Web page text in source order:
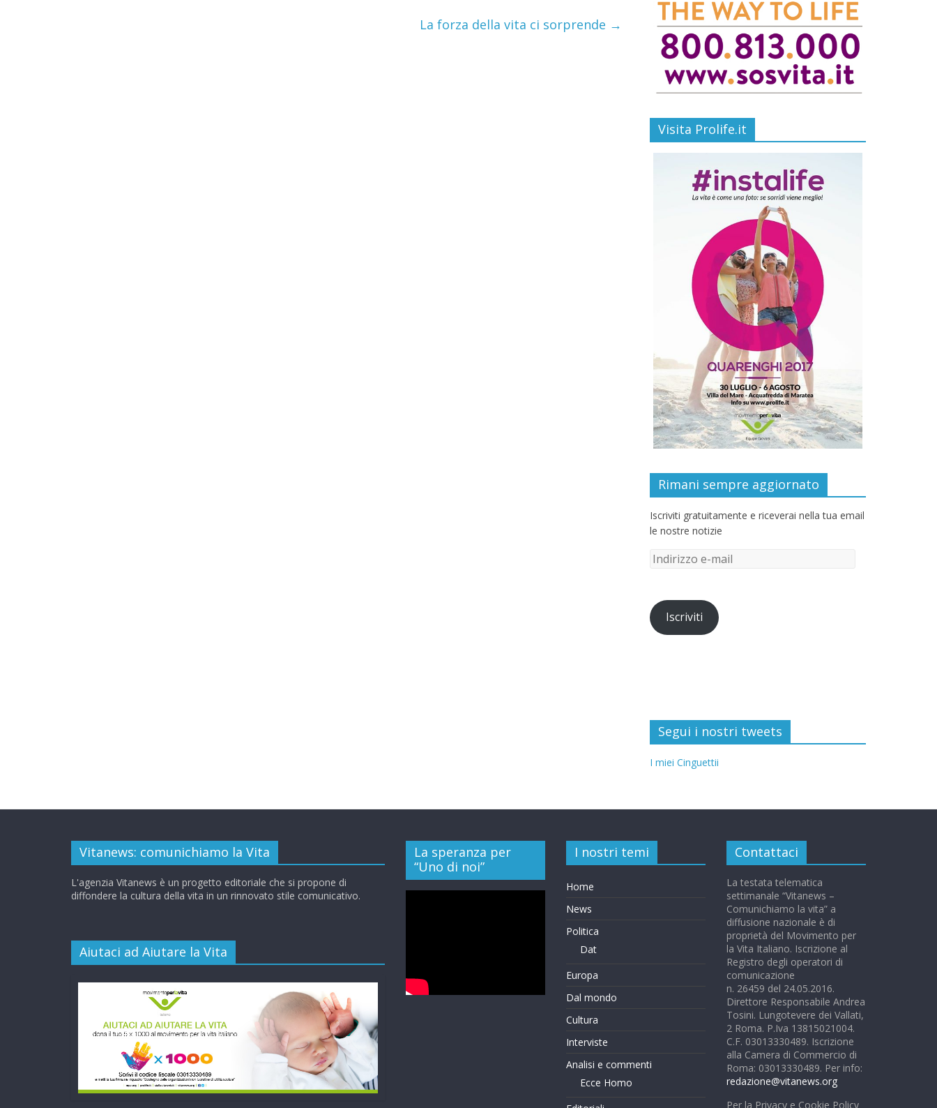
La forza della vita ci sorprende →
Visita Prolife.it
Rimani sempre aggiornato
Iscriviti gratuitamente e riceverai nella tua email
le nostre notizie
Iscriviti
Segui i nostri tweets
I miei Cinguettii
Vitanews: comunichiamo la Vita
L'agenzia Vitanews è un progetto editoriale che si propone di
diffondere la cultura della vita in un rinnovato stile comunicativo.
Aiutaci ad Aiutare la Vita
La speranza per
“Uno di noi”
I nostri temi
Home
News
Politica
Dat
Europa
Dal mondo
Cultura
Interviste
Analisi e commenti
Ecce Homo
Contattaci
La testata telematica
settimanale “Vitanews –
Comunichiamo la vita” a
diffusione nazionale è di
proprietà del Movimento per
la Vita Italiano. Iscrizione al
Registro degli operatori di
comunicazione
n. 26459 del 24.05.2016.
Direttore Responsabile Andrea
Tosini. Lungotevere dei Vallati,
2 Roma. P.Iva 13815021004.
C.F. 03013330489. Iscrizione
alla Camera di Commercio di
Roma: 03013330489. Per info:
redazione@vitanews.org
Per la Privacy e Cookie Policy